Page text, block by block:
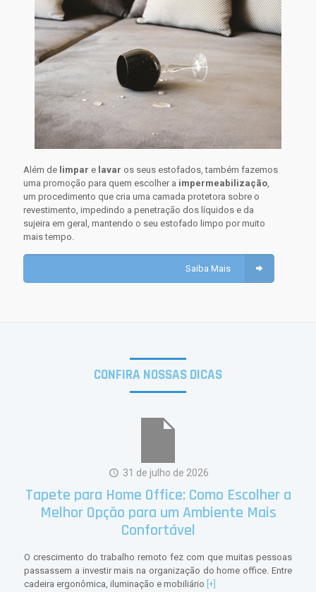
Além de limpar e lavar os seus estofados, também fazemos
uma promoção para quem escolher a impermeabilização,
um procedimento que cria uma camada protetora sobre o
revestimento, impedindo a penetração dos líquidos e da
sujeira em geral, mantendo o seu estofado limpo por muito
mais tempo.
Saiba Mais
CONFIRA NOSSAS DICAS
31 de julho de 2026
Tapete para Home Office: Como Escolher a
Melhor Opção para um Ambiente Mais
Confortável
O crescimento do trabalho remoto fez com que muitas pessoas
passassem a investir mais na organização do home office. Entre
cadeira ergonômica, iluminação e mobiliário [+]